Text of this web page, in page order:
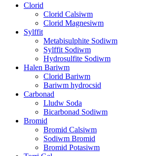
Clorid
Clorid Calsiwm
Clorid Magnesiwm
Sylffit
Metabisulphite Sodiwm
Sylffit Sodiwm
Hydrosulfite Sodiwm
Halen Bariwm
Clorid Bariwm
Bariwm hydrocsid
Carbonad
Lludw Soda
Bicarbonad Sodiwm
Bromid
Bromid Calsiwm
Sodiwm Bromid
Bromid Potasiwm